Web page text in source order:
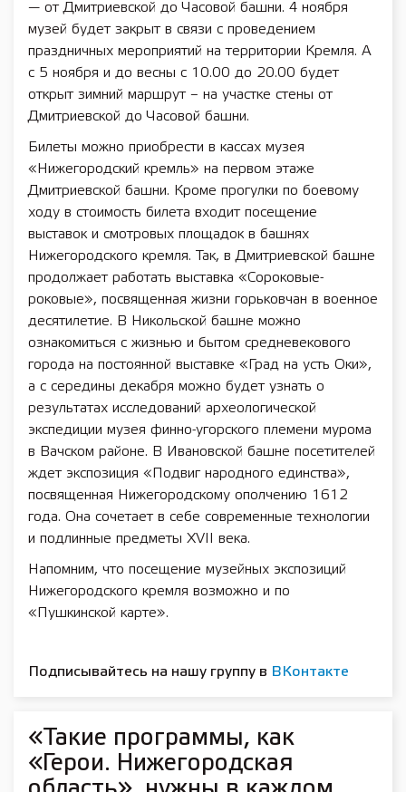
— от Дмитриевской до Часовой башни. 4 ноября
музей будет закрыт в связи с проведением
праздничных мероприятий на территории Кремля. А
с 5 ноября и до весны с 10.00 до 20.00 будет
открыт зимний маршрут – на участке стены от
Дмитриевской до Часовой башни.
Билеты можно приобрести в кассах музея
«Нижегородский кремль» на первом этаже
Дмитриевской башни. Кроме прогулки по боевому
ходу в стоимость билета входит посещение
выставок и смотровых площадок в башнях
Нижегородского кремля. Так, в Дмитриевской башне
продолжает работать выставка «Сороковые-
роковые», посвященная жизни горьковчан в военное
десятилетие. В Никольской башне можно
ознакомиться с жизнью и бытом средневекового
города на постоянной выставке «Град на усть Оки»,
а с середины декабря можно будет узнать о
результатах исследований археологической
экспедиции музея финно-угорского племени мурома
в Вачском районе. В Ивановской башне посетителей
ждет экспозиция «Подвиг народного единства»,
посвященная Нижегородскому ополчению 1612
года. Она сочетает в себе современные технологии
и подлинные предметы XVII века.
Напомним, что посещение музейных экспозиций
Нижегородского кремля возможно и по
«Пушкинской карте».
Подписывайтесь на нашу группу в ВКонтакте
«Такие программы, как
«Герои. Нижегородская